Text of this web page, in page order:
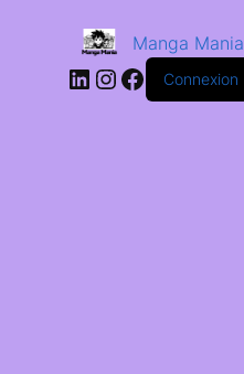
Manga Mania
Connexion